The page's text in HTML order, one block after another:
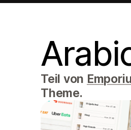
Teil von
Theme.